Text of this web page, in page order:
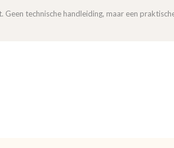
technische handleiding, maar een